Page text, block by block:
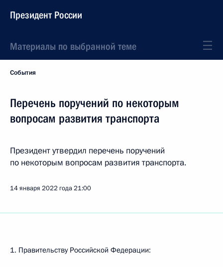
Президент России
Материалы по выбранной теме
События
Перечень поручений по некоторым
вопросам развития транспорта
Президент утвердил перечень поручений
по некоторым вопросам развития транспорта.
14 января 2022 года21:00
1. Правительству Российской Федерации: